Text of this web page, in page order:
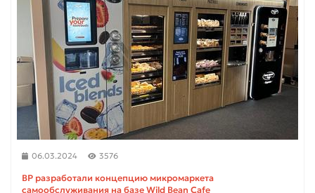
06.03.2024 3576
BP разработали концепцию микромаркета
самообслуживания на базе Wild Bean Cafe